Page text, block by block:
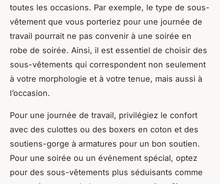
toutes les occasions. Par exemple, le type de sous-
vêtement que vous porteriez pour une journée de
travail pourrait ne pas convenir à une soirée en
robe de soirée. Ainsi, il est essentiel de choisir des
sous-vêtements qui correspondent non seulement
à votre morphologie et à votre tenue, mais aussi à
l’occasion.
Pour une journée de travail, privilégiez le confort
avec des culottes ou des boxers en coton et des
soutiens-gorge à armatures pour un bon soutien.
Pour une soirée ou un événement spécial, optez
pour des sous-vêtements plus séduisants comme